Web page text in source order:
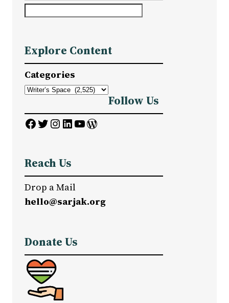
r
c
h
Explore Content
Categories
Follow Us
Facebook Twitter InstagramLinkedIn YouTube WordPress
Reach Us
Drop a Mail
hello@sarjak.org
Donate Us